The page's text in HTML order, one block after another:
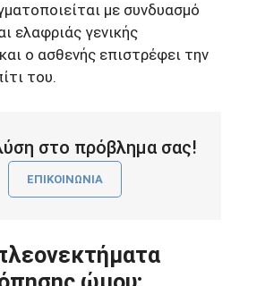
με συνδυασμό
ελαφριάς γενικής
ο ασθενής επιστρέφει την
του.
στο πρόβλημα σας!
ΕΠΙΚΟΙΝΩΝΙΑ